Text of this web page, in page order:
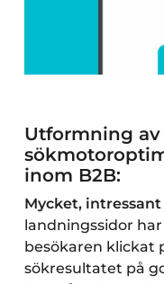
Utformning av
inom B2B:
Mycket,
landningssidor
besökaren klickat
sökresultatet på